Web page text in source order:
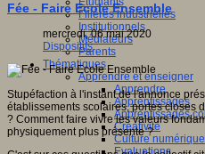
Filières industrielles
Institutionnels
Médiateurs
Parents
Thématiques
Apprendre et enseigner
Apprendre
Apprentissages
Apprentissages
Créativité
Culture numérique
Evaluations
Fée - Faire Ecole Ensemble
mercredi, 06 mai 2020
Dispositifs
Stupéfaction à l'instant de l'annonce
établissements scolaires, portes closes
? Comment faire vivre les valeurs
physiquement plus présente ?